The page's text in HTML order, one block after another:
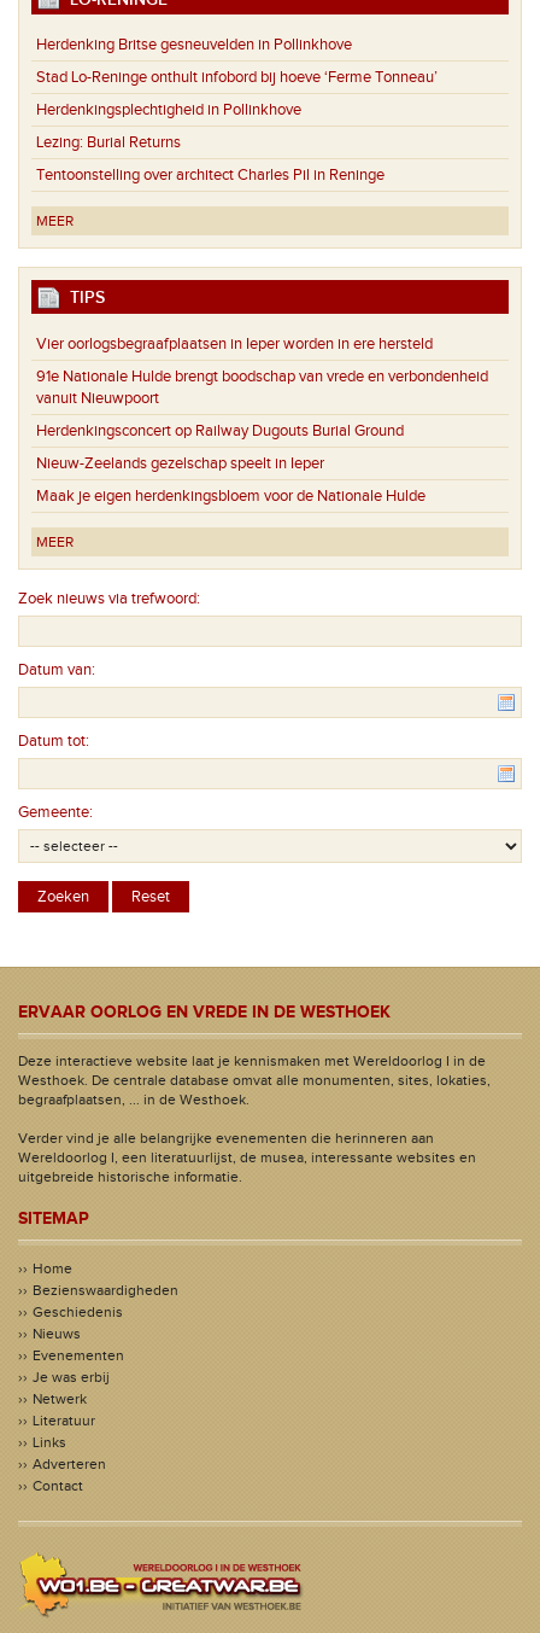
Herdenking Britse gesneuvelden in Pollinkhove
Stad Lo-Reninge onthult infobord bij hoeve ‘Ferme Tonneau’
Herdenkingsplechtigheid in Pollinkhove
Lezing: Burial Returns
Tentoonstelling over architect Charles Pil in Reninge
MEER
TIPS
Vier oorlogsbegraafplaatsen in Ieper worden in ere hersteld
91e Nationale Hulde brengt boodschap van vrede en verbondenheid
vanuit Nieuwpoort
Herdenkingsconcert op Railway Dugouts Burial Ground
Nieuw-Zeelands gezelschap speelt in Ieper
Maak je eigen herdenkingsbloem voor de Nationale Hulde
MEER
Zoek nieuws via trefwoord:
Datum van:
Datum tot:
Gemeente:
ERVAAR OORLOG EN VREDE IN DE WESTHOEK
Deze interactieve website laat je kennismaken met Wereldoorlog I in de
Westhoek. De centrale database omvat alle monumenten, sites, lokaties,
begraafplaatsen, ... in de Westhoek.
Verder vind je alle belangrijke evenementen die herinneren aan
Wereldoorlog I, een literatuurlijst, de musea, interessante websites en
uitgebreide historische informatie.
SITEMAP
Home
Bezienswaardigheden
Geschiedenis
Nieuws
Evenementen
Je was erbij
Netwerk
Literatuur
Links
Adverteren
Contact